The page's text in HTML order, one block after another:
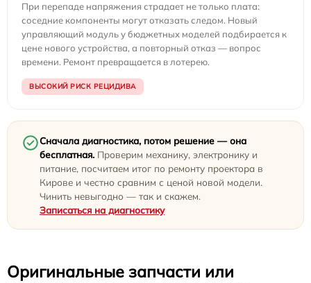
При перепаде напряжения страдает не только плата:
соседние компоненты могут отказать следом. Новый
управляющий модуль у бюджетных моделей подбирается к
цене нового устройства, а повторный отказ — вопрос
времени. Ремонт превращается в лотерею.
ВЫСОКИЙ РИСК РЕЦИДИВА
Сначала диагностика, потом решение — она
бесплатная. Проверим механику, электронику и
питание, посчитаем итог по ремонту проектора в
Кирове и честно сравним с ценой новой модели.
Чинить невыгодно — так и скажем.
Записаться на диагностику
Оригинальные запчасти или